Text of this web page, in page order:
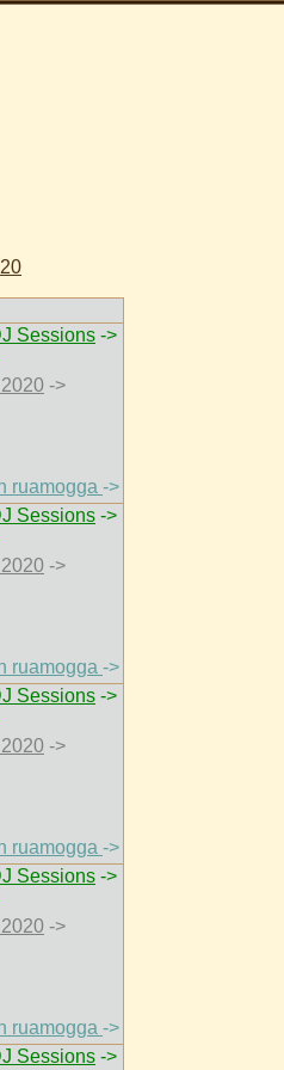
Sessions ->
->
ruamogga ->
Sessions ->
->
ruamogga ->
Sessions ->
->
ruamogga ->
Sessions ->
->
ruamogga ->
Sessions ->